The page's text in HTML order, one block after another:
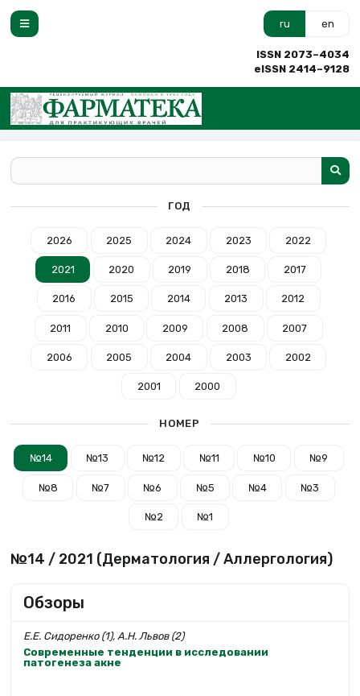
ru en
ISSN 2073–4034
eISSN 2414–9128
ГОД
2026 2025 2024 2023 2022
2021 2020 2019 2018 2017
2016 2015 2014 2013 2012
2011 2010 2009 2008 2007
2006 2005 2004 2003 2002
2001 2000
НОМЕР
№14 №13 №12 №11 №10 №9
№8 №7 №6 №5 №4 №3
№2 №1
№14 / 2021 (Дерматология / Аллергология)
Обзоры
Е.Е. Сидоренко (1), А.Н. Львов (2)
Современные тенденции в исследовании
патогенеза акне